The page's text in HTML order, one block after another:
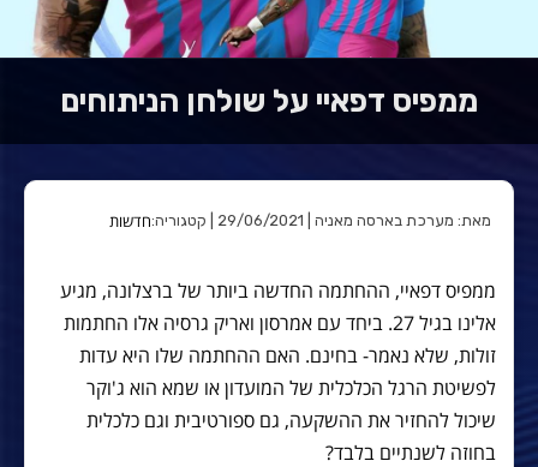
ממפיס דפאיי על שולחן הניתוחים
מאת: מערכת בארסה מאניה | 29/06/2021 | קטגוריה: חדשות
ממפיס דפאיי, ההחתמה החדשה ביותר של ברצלונה, מגיע
אלינו בגיל 27. ביחד עם אמרסון ואריק גרסיה אלו החתמות
זולות, שלא נאמר- בחינם. האם ההחתמה שלו היא עדות
לפשיטת הרגל הכלכלית של המועדון או שמא הוא ג'וקר
שיכול להחזיר את ההשקעה, גם ספורטיבית וגם כלכלית
בחוזה לשנתיים בלבד?